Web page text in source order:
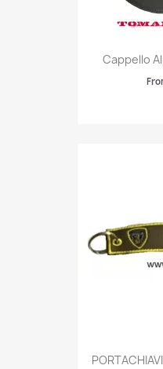

Cappello
